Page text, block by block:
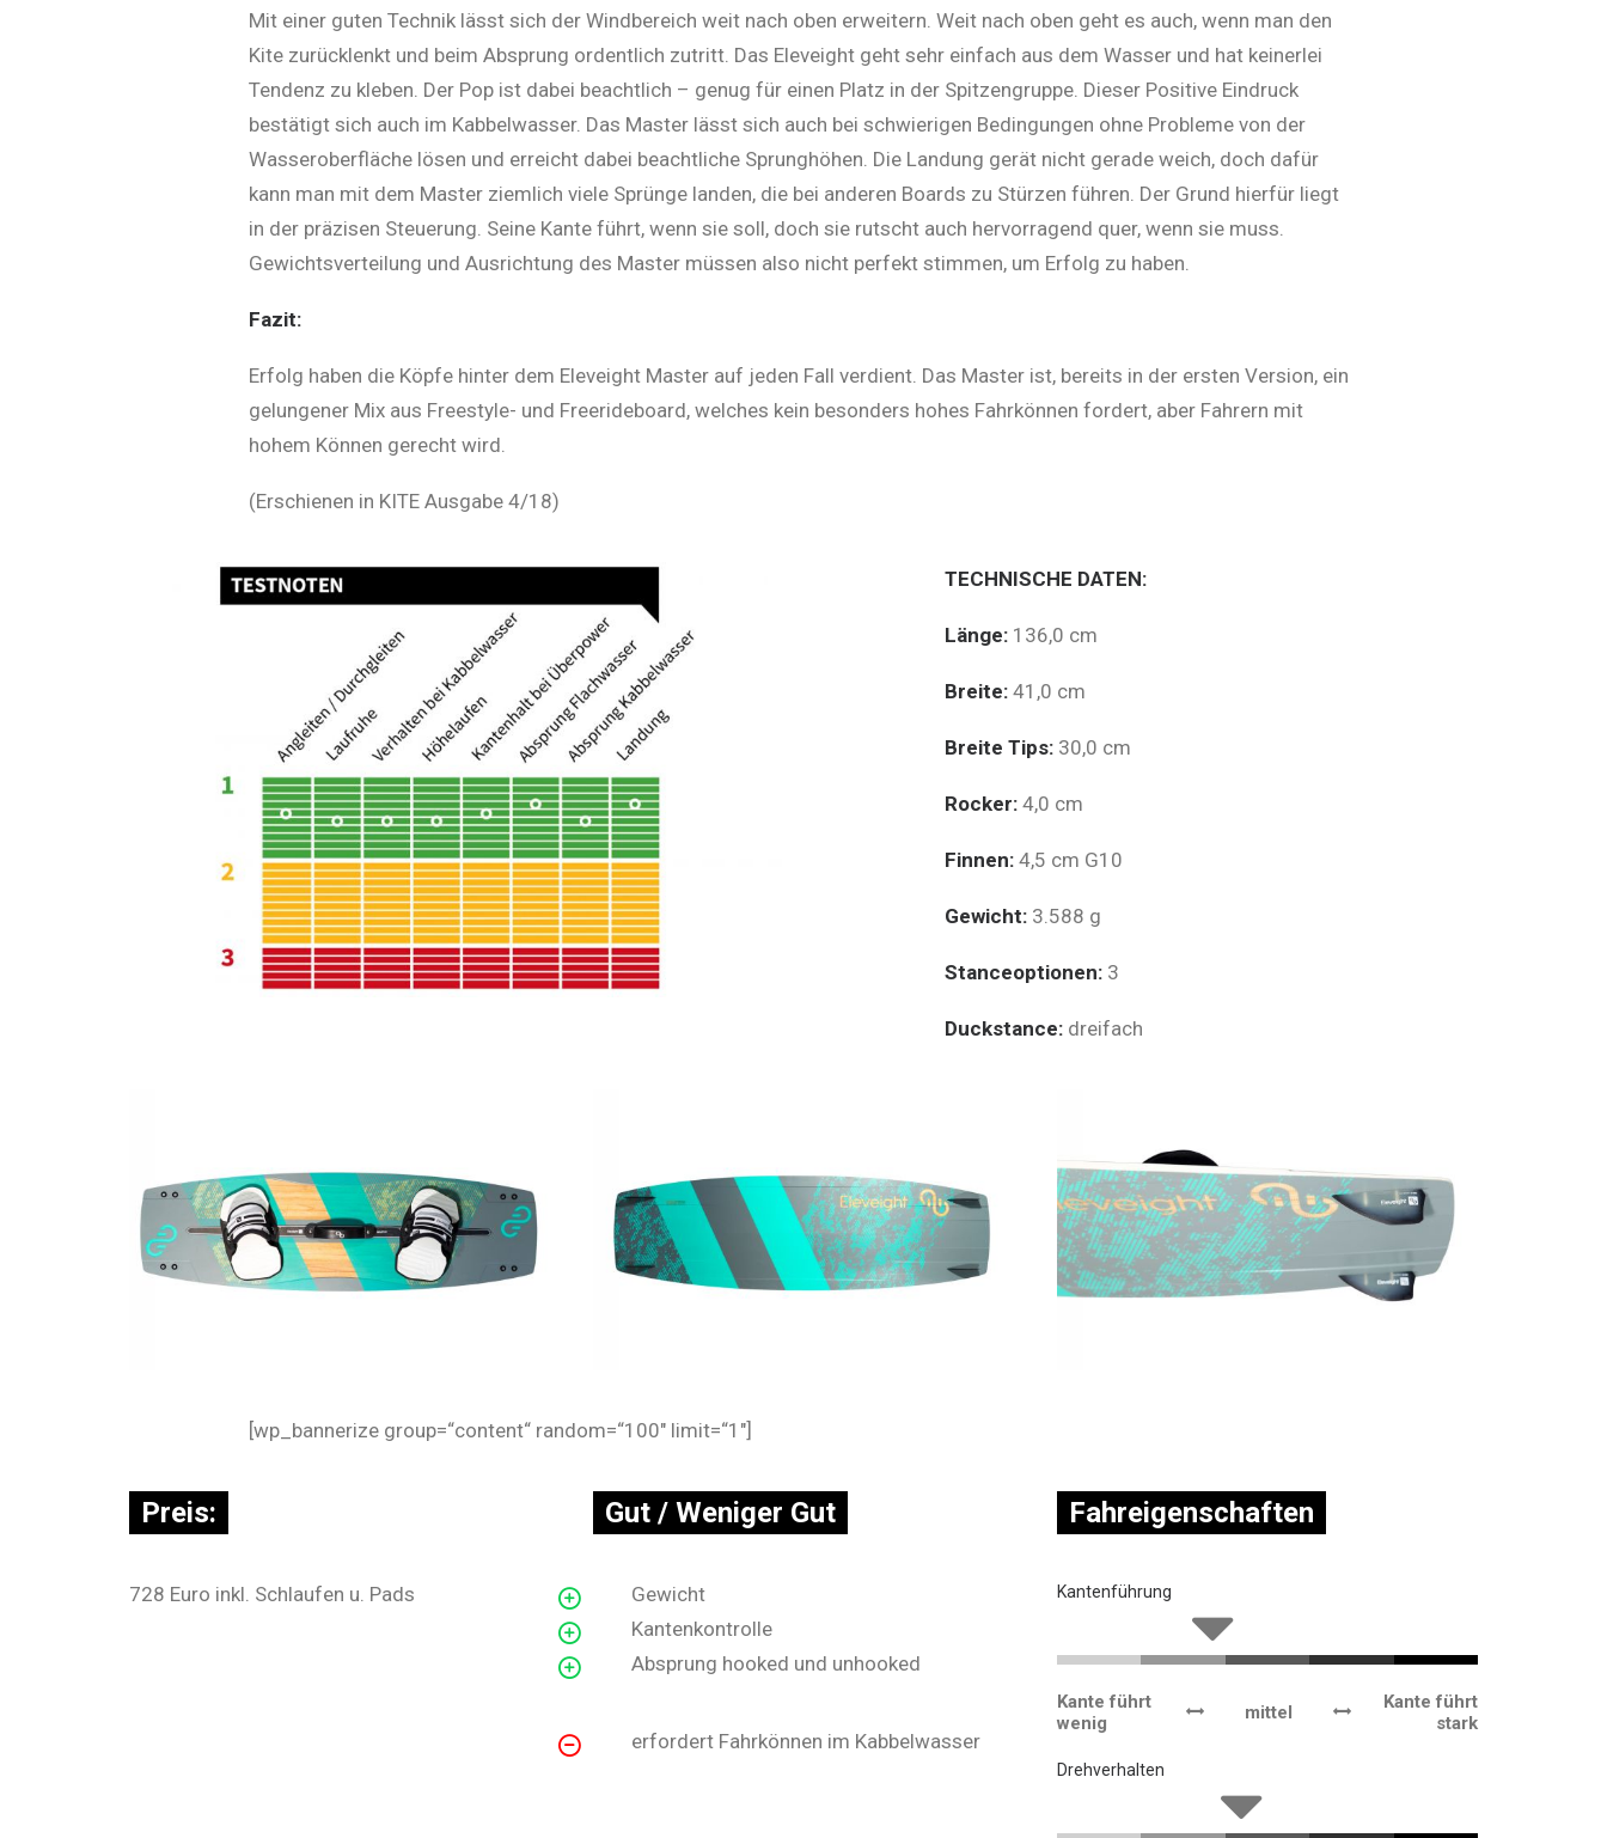
Mit einer guten Technik lässt sich der Windbereich weit nach oben erweitern. Weit nach oben geht es auch, wenn man den
Kite zurücklenkt und beim Absprung ordentlich zutritt. Das Eleveight geht sehr einfach aus dem Wasser und hat keinerlei
Tendenz zu kleben. Der Pop ist dabei beachtlich – genug für einen Platz in der Spitzengruppe. Dieser Positive Eindruck
bestätigt sich auch im Kabbelwasser. Das Master lässt sich auch bei schwierigen Bedingungen ohne Probleme von der
Wasseroberfläche lösen und erreicht dabei beachtliche Sprunghöhen. Die Landung gerät nicht gerade weich, doch dafür
kann man mit dem Master ziemlich viele Sprünge landen, die bei anderen Boards zu Stürzen führen. Der Grund hierfür liegt
in der präzisen Steuerung. Seine Kante führt, wenn sie soll, doch sie rutscht auch hervorragend quer, wenn sie muss.
Gewichtsverteilung und Ausrichtung des Master müssen also nicht perfekt stimmen, um Erfolg zu haben.
Fazit:
Erfolg haben die Köpfe hinter dem Eleveight Master auf jeden Fall verdient. Das Master ist, bereits in der ersten Version, ein
gelungener Mix aus Freestyle- und Freerideboard, welches kein besonders hohes Fahrkönnen fordert, aber Fahrern mit
hohem Können gerecht wird.
(Erschienen in KITE Ausgabe 4/18)
TECHNISCHE DATEN:
Länge: 136,0 cm
Breite: 41,0 cm
Breite Tips: 30,0 cm
Rocker: 4,0 cm
Finnen: 4,5 cm G10
Gewicht: 3.588 g
Stanceoptionen: 3
Duckstance: dreifach
[wp_bannerize group=“content“ random=“100″ limit=“1″]
Preis:
728 Euro inkl. Schlaufen u. Pads
Gut / Weniger Gut
Gewicht
Kantenkontrolle
Absprung hooked und unhooked
erfordert Fahrkönnen im Kabbelwasser
Fahreigenschaften
Kantenführung
Kante führt
wenig
mittel
Kante führt
stark
Drehverhalten